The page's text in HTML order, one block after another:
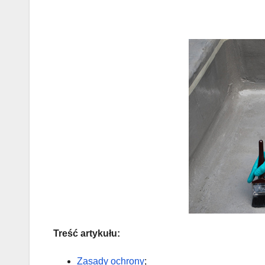
Treść artykułu:
Zasady ochrony;